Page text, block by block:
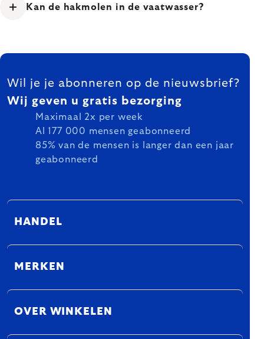
Kan de hakmolen in de vaatwasser?
FOOTER
Wil je je abonneren op de nieuwsbrief?
Wij geven u gratis bezorging
Maximaal 2x per week
Al 177 000 mensen geabonneerd
85% van de mensen is langer dan een jaar
geabonneerd
HANDEL
MERKEN
OVER WINKELEN